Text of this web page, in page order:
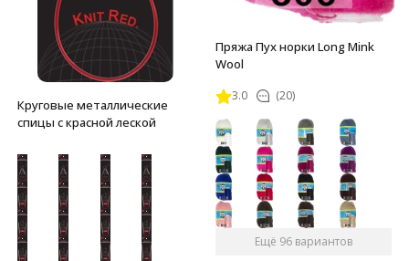
Круговые металлические
спицы с красной леской
Пряжа Пух норки Long Mink
Wool
3.0 (20)
Ещё 96 вариантов